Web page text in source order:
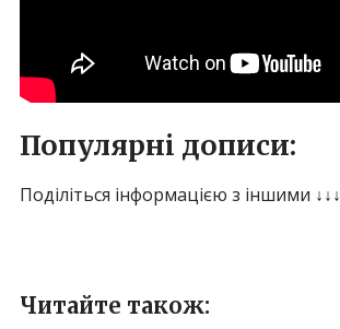
Популярні дописи:
Поділіться інформацією з іншими ↓↓↓
Читайте також: